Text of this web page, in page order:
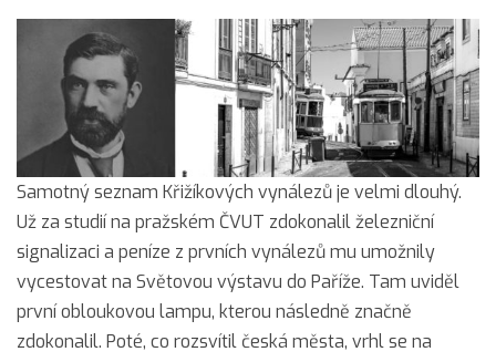
Samotný seznam Křižíkových vynálezů je velmi dlouhý.
Už za studií na pražském ČVUT zdokonalil železniční
signalizaci a peníze z prvních vynálezů mu umožnily
vycestovat na Světovou výstavu do Paříže. Tam uviděl
první obloukovou lampu, kterou následně značně
zdokonalil. Poté, co rozsvítil česká města, vrhl se na